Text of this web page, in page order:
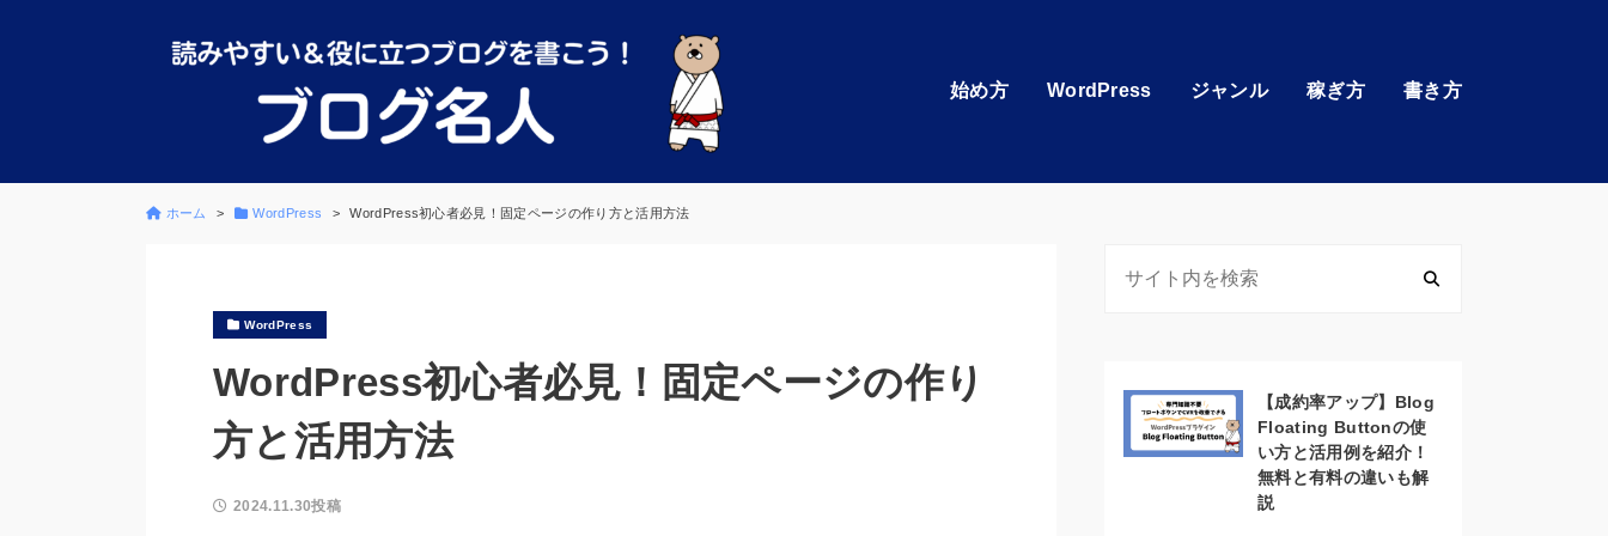
始め方 WordPress ジャンル 稼ぎ方 書き方
ホーム WordPress WordPress初心者必見！固定ページの作り方と活用方法
WordPress
WordPress初心者必見！固定ページの作り
方と活用方法
2024.11.30投稿
【成約率アップ】Blog
Floating Buttonの使
い方と活用例を紹介！
無料と有料の違いも解
説